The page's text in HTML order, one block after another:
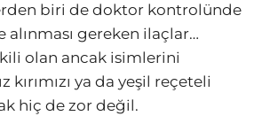
biri de doktor kontrolünde
alınması gereken ilaçlar…
olan ancak isimlerini
kırımızı ya da yeşil reçeteli
hiç de zor değil.